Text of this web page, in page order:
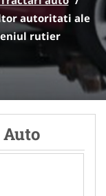
autoritati ale
rutier